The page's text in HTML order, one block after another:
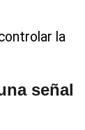
la
señal